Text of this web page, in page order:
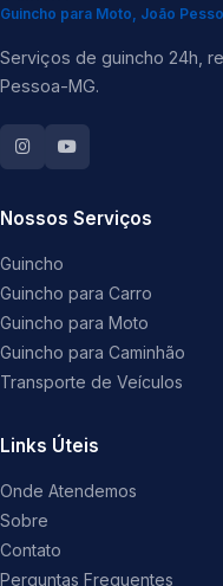
Guincho para Moto, João
Serviços de guincho 24h,
Pessoa-MG.
Nossos Serviços
Guincho
Guincho para Carro
Guincho para Moto
Guincho para Caminhão
Transporte de Veículos
Links Úteis
Onde Atendemos
Sobre
Contato
Perguntas Frequentes